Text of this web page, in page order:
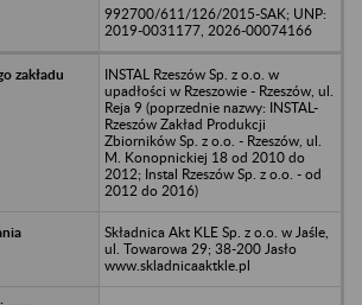
992700/611/126/2015-SAK; UNP:
2019-0031177, 2026-00074166
INSTAL Rzeszów Sp. z o.o. w
upadłości w Rzeszowie - Rzeszów, ul.
Reja 9 (poprzednie nazwy: INSTAL-
Rzeszów Zakład Produkcji
Zbiorników Sp. z o.o. - Rzeszów, ul.
M. Konopnickiej 18 od 2010 do
2012; Instal Rzeszów Sp. z o.o. - od
2012 do 2016)
Składnica Akt KLE Sp. z o.o. w Jaśle,
ul. Towarowa 29; 38-200 Jasło
www.skladnicaaktkle.pl